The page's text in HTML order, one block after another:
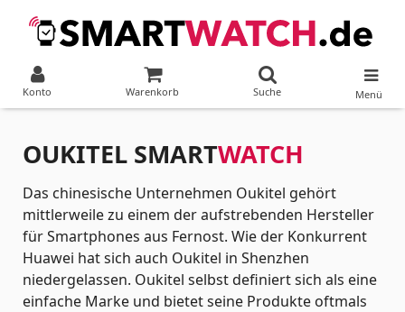
Konto Warenkorb Suche Menü
OUKITEL SMARTWATCH
Das chinesische Unternehmen Oukitel gehört
mittlerweile zu einem der aufstrebenden Hersteller
für Smartphones aus Fernost. Wie der Konkurrent
Huawei hat sich auch Oukitel in Shenzhen
niedergelassen. Oukitel selbst definiert sich als eine
einfache Marke und bietet seine Produkte oftmals